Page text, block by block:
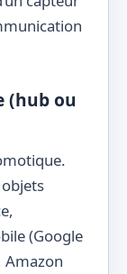
(hub ou
(Google
Amazon